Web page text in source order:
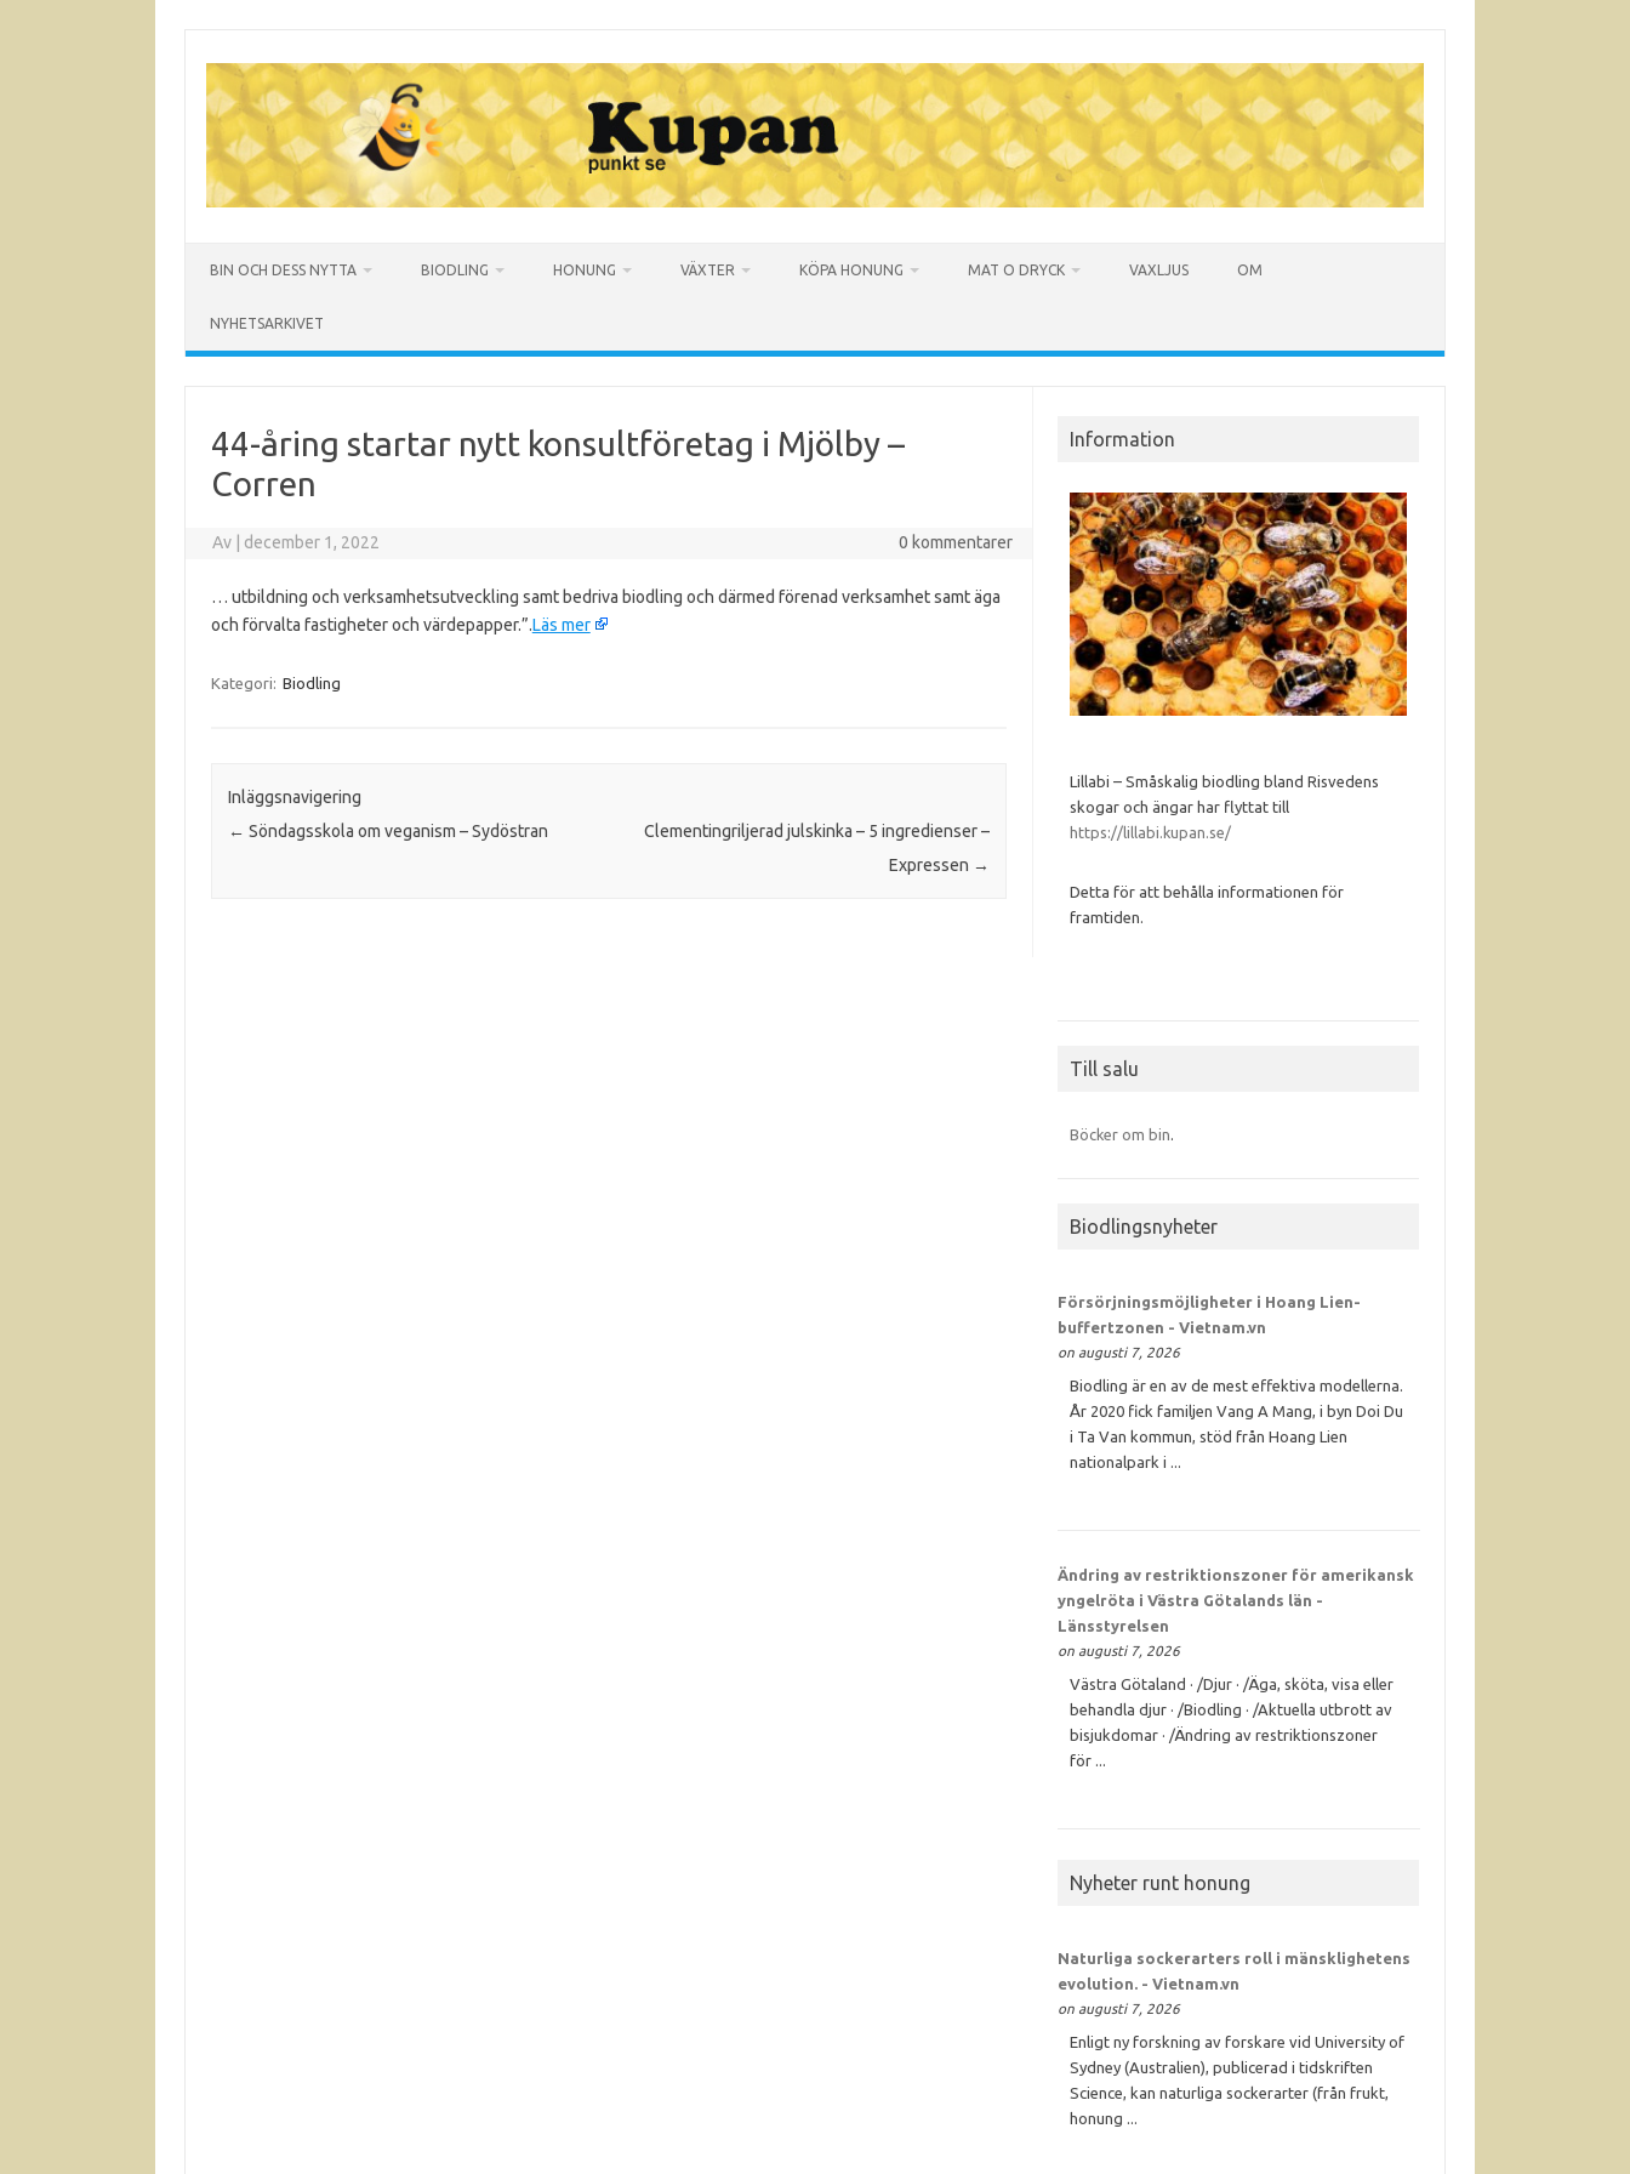
innehåll
BIN OCH DESS NYTTA BIODLING HONUNG VÄXTER KÖPA HONUNG MAT O DRYCK VAXLJUS OM
NYHETSARKIVET
44-åring startar nytt konsultföretag i Mjölby –
Corren
Av december 1, 2022 0 kommentarer
… utbildning och verksamhetsutveckling samt bedriva biodling och därmed förenad verksamhet samt äga
och förvalta fastigheter och värdepapper.”.Läs mer
Kategori: Biodling
Inläggsnavigering
← Söndagsskola om veganism – Sydöstran
Clementingriljerad julskinka – 5 ingredienser –
Expressen →
Information
Lillabi – Småskalig biodling bland Risvedens
skogar och ängar har flyttat till
https://lillabi.kupan.se/
Detta för att behålla informationen för
framtiden.
Till salu
Böcker om bin.
Biodlingsnyheter
Försörjningsmöjligheter i Hoang Lien-
buffertzonen - Vietnam.vn
on augusti 7, 2026
Biodling är en av de mest effektiva modellerna.
År 2020 fick familjen Vang A Mang, i byn Doi Du
i Ta Van kommun, stöd från Hoang Lien
nationalpark i ...
Ändring av restriktionszoner för amerikansk
yngelröta i Västra Götalands län -
Länsstyrelsen
on augusti 7, 2026
Västra Götaland · /Djur · /Äga, sköta, visa eller
behandla djur · /Biodling · /Aktuella utbrott av
bisjukdomar · /Ändring av restriktionszoner
för ...
Nyheter runt honung
Naturliga sockerarters roll i mänsklighetens
evolution. - Vietnam.vn
on augusti 7, 2026
Enligt ny forskning av forskare vid University of
Sydney (Australien), publicerad i tidskriften
Science, kan naturliga sockerarter (från frukt,
honung ...